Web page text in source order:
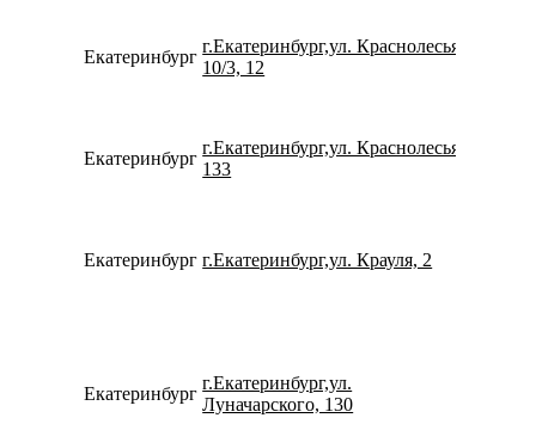
Екатеринбург
г.Екатеринбург,ул. Краснолесья,
10/3, 12
Екатеринбург
г.Екатеринбург,ул. Краснолесья,
133
Екатеринбург г.Екатеринбург,ул. Крауля, 2
Екатеринбург
г.Екатеринбург,ул.
Луначарского, 130